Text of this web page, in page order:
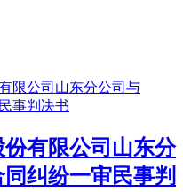
有限公司山东分
纠纷一审民事判